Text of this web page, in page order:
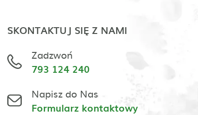
SKONTAKTUJ SIĘ Z NAMI
Zadzwoń
793 124 240
Napisz do Nas
Formularz kontaktowy